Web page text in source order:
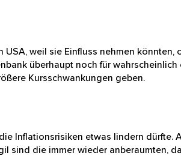
USA, weil sie Einfluss nehmen
überhaupt noch für
kurzfristig größere
die Inflationsrisiken etwas lindern
Zu fragil sind die immer wieder